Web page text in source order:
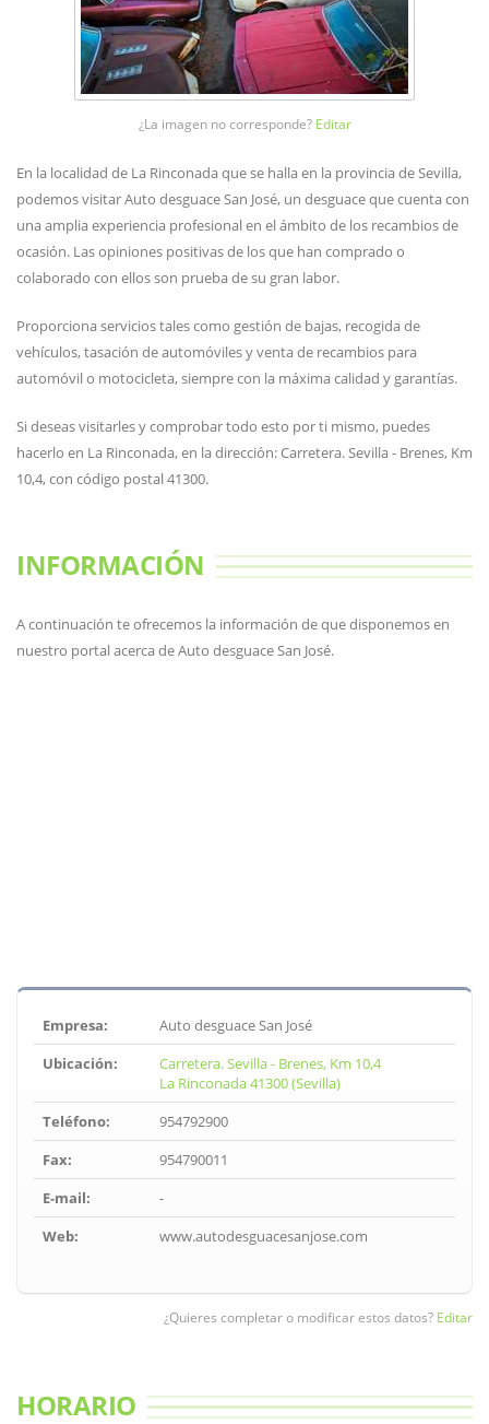
¿La imagen no corresponde? Editar
En la localidad de La Rinconada que se halla en la provincia de Sevilla,
podemos visitar Auto desguace San José, un desguace que cuenta con
una amplia experiencia profesional en el ámbito de los recambios de
ocasión. Las opiniones positivas de los que han comprado o
colaborado con ellos son prueba de su gran labor.
Proporciona servicios tales como gestión de bajas, recogida de
vehículos, tasación de automóviles y venta de recambios para
automóvil o motocicleta, siempre con la máxima calidad y garantías.
Si deseas visitarles y comprobar todo esto por ti mismo, puedes
hacerlo en La Rinconada, en la dirección: Carretera. Sevilla - Brenes, Km
10,4, con código postal 41300.
INFORMACIÓN
A continuación te ofrecemos la información de que disponemos en
nuestro portal acerca de Auto desguace San José.
Empresa:
Auto desguace San José
Ubicación:
Carretera. Sevilla - Brenes, Km 10,4
La Rinconada 41300 (Sevilla)
Teléfono:
954792900
Fax:
954790011
E-mail:
-
Web:
www.autodesguacesanjose.com
¿Quieres completar o modificar estos datos? Editar
HORARIO